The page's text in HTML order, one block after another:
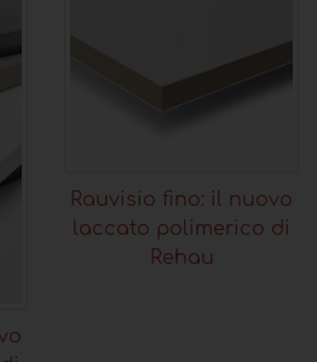
Rauvisio fino: il nuovo
laccato polimerico di
Rehau